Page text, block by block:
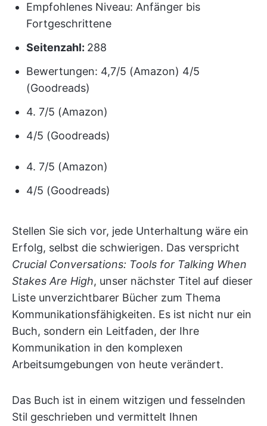
Empfohlenes Niveau: Anfänger bis
Fortgeschrittene
Seitenzahl: 288
Bewertungen: 4,7/5 (Amazon) 4/5
(Goodreads)
4. 7/5 (Amazon)
4/5 (Goodreads)
4. 7/5 (Amazon)
4/5 (Goodreads)
Stellen Sie sich vor, jede Unterhaltung wäre ein
Erfolg, selbst die schwierigen. Das verspricht
Crucial Conversations: Tools for Talking When
Stakes Are High, unser nächster Titel auf dieser
Liste unverzichtbarer Bücher zum Thema
Kommunikationsfähigkeiten. Es ist nicht nur ein
Buch, sondern ein Leitfaden, der Ihre
Kommunikation in den komplexen
Arbeitsumgebungen von heute verändert.
Das Buch ist in einem witzigen und fesselnden
Stil geschrieben und vermittelt Ihnen